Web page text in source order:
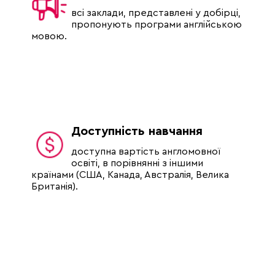
всі заклади, представлені у добірці,
пропонують програми англійською
мовою.
Доступність навчання
доступна вартість англомовної
освіті, в порівнянні з іншими
країнами (США, Канада, Австралія, Велика
Британія).